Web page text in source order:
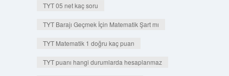
TYT 05 net kaç soru
TYT Barajı Geçmek İçin Matematik Şart mı
TYT Matematik 1 doğru kaç puan
TYT puanı hangi durumlarda hesaplanmaz